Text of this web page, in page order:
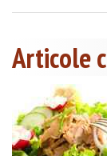
Articole